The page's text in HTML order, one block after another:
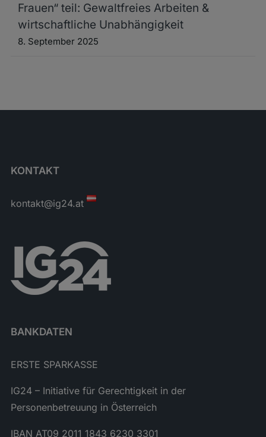
Frauen“ teil: Gewaltfreies Arbeiten &
wirtschaftliche Unabhängigkeit
8. September 2025
KONTAKT
kontakt@ig24.at
BANKDATEN
ERSTE SPARKASSE
IG24 – Initiative für Gerechtigkeit in der
Personenbetreuung in Österreich
IBAN AT09 2011 1843 6230 3301